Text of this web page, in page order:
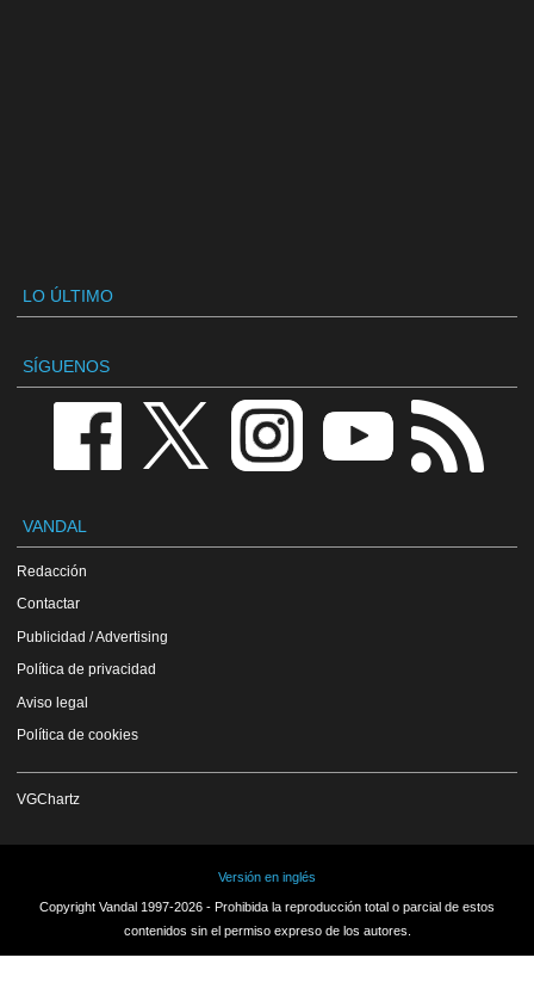
LO ÚLTIMO
SÍGUENOS
VANDAL
Redacción
Contactar
Publicidad / Advertising
Política de privacidad
Aviso legal
Política de cookies
VGChartz
Versión en inglés
Copyright Vandal 1997-2026 - Prohibida la reproducción total o parcial de estos
contenidos sin el permiso expreso de los autores.